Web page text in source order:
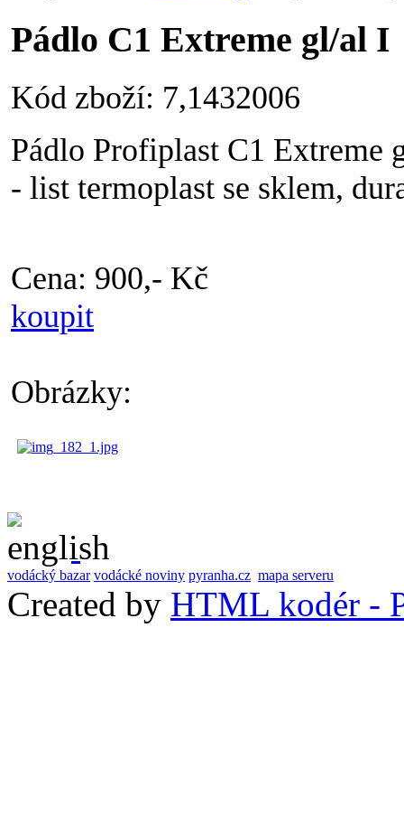
Pádlo C1 Extreme gl/al I
Kód zboží: 7,1432006
Pádlo Profiplast C1 Extreme
- list termoplast se sklem,
Cena: 900,- Kč
koupit
Obrázky:
vodácký bazar vodácké noviny pyranha.cz mapa serveru
Created by HTML kodér -